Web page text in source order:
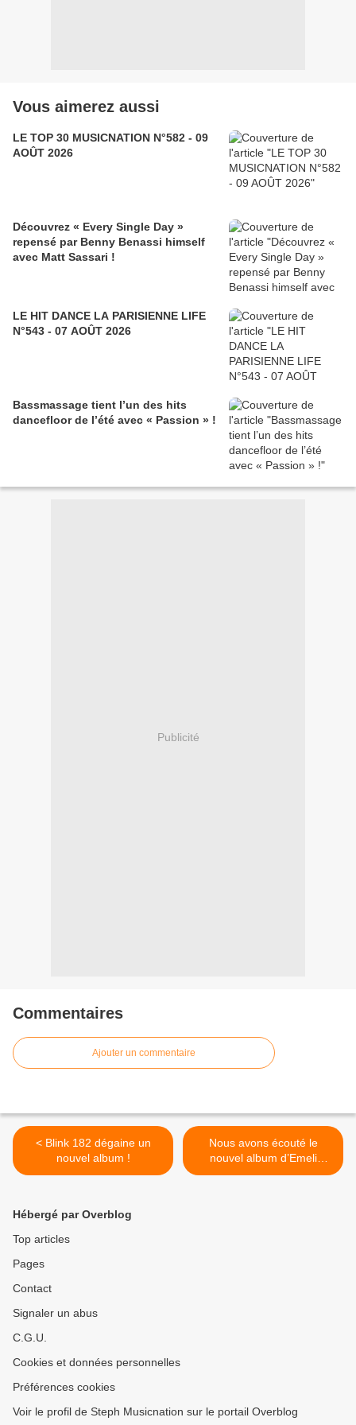
Vous aimerez aussi
LE TOP 30 MUSICNATION N°582 - 09
AOÛT 2026
Découvrez « Every Single Day »
repensé par Benny Benassi himself
avec Matt Sassari !
LE HIT DANCE LA PARISIENNE LIFE
N°543 - 07 AOÛT 2026
Bassmassage tient l’un des hits
dancefloor de l’été avec « Passion » !
Publicité
Commentaires
Ajouter un commentaire
< Blink 182 dégaine un
nouvel album !
Nous avons écouté le
nouvel album d’Emeli
Sandé ! >
Hébergé par Overblog
Top articles
Pages
Contact
Signaler un abus
C.G.U.
Cookies et données personnelles
Préférences cookies
Voir le profil de Steph Musicnation sur le portail Overblog